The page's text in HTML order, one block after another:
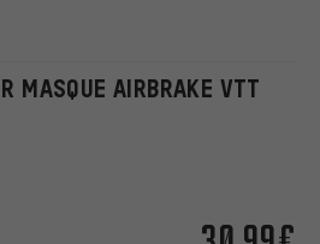
MASQUE AIRBRAKE VTT